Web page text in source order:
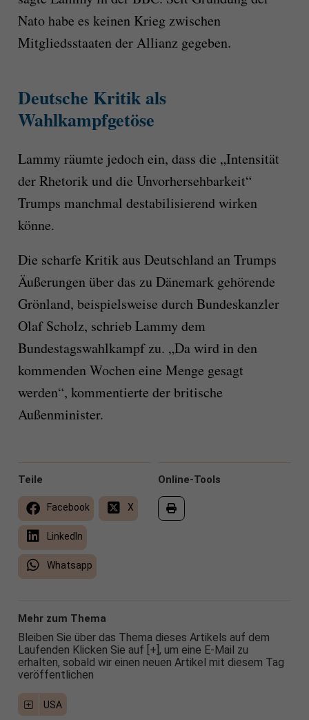
Nato habe es keinen Krieg zwischen
Mitgliedsstaaten der Allianz gegeben.
Deutsche Kritik als
Wahlkampfgetöse
Lammy räumte jedoch ein, dass die „Intensität
der Rhetorik und die Unvorhersehbarkeit“
Trumps manchmal destabilisierend wirken
könne.
Die scharfe Kritik aus Deutschland an Trumps
Äußerungen über das zu Dänemark gehörende
Grönland, beispielsweise durch Bundeskanzler
Olaf Scholz, schrieb Lammy dem
Bundestagswahlkampf zu. „Da wird in den
kommenden Wochen eine Menge gesagt
werden“, kommentierte der britische
Außenminister.
Online-Tools
Teile
Facebook X
LinkedIn
Whatsapp
Mehr zum Thema
Bleiben Sie über das Thema dieses Artikels auf dem
Laufenden Klicken Sie auf [+], um eine E-Mail zu
erhalten, sobald wir einen neuen Artikel mit diesem Tag
veröffentlichen
USA